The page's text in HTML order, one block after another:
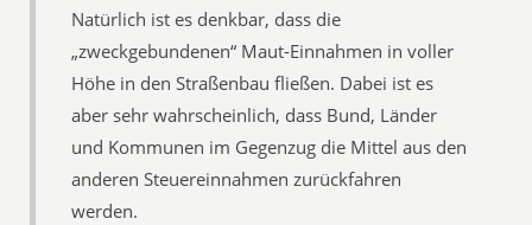
Natürlich ist es denkbar, dass die
„zweckgebundenen“ Maut-Einnahmen in voller
Höhe in den Straßenbau fließen. Dabei ist es
aber sehr wahrscheinlich, dass Bund, Länder
und Kommunen im Gegenzug die Mittel aus den
anderen Steuereinnahmen zurückfahren
werden.